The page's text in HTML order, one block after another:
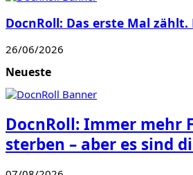
DocnRoll: Das erste Mal
26/06/2026
Neueste
DocnRoll: Immer mehr
sterben – aber es sind